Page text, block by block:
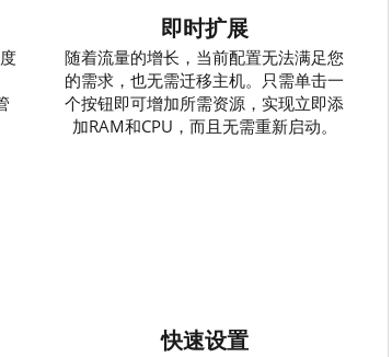
即时扩展
随着流量的增长，当前配置无法满足您
的需求，也无需迁移主机。只需单击一
个按钮即可增加所需资源，实现立即添
加RAM和CPU，而且无需重新启动。
快速设置